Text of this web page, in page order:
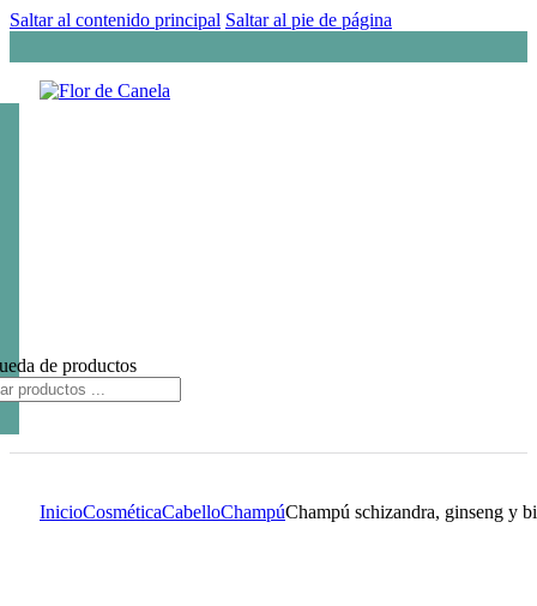
Saltar al contenido principal Saltar al pie de página
de productos
InicioCosméticaCabelloChampúChampú schizandra, ginseng y